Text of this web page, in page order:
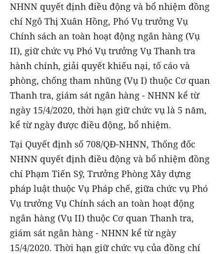
NHNN quyết định điều động và bổ nhiệm đồng
chí Ngô Thị Xuân Hồng, Phó Vụ trưởng Vụ
Chính sách an toàn hoạt động ngân hàng (Vụ
II), giữ chức vụ Phó Vụ trưởng Vụ Thanh tra
hành chính, giải quyết khiếu nại, tố cáo và
phòng, chống tham nhũng (Vụ I) thuộc Cơ quan
Thanh tra, giám sát ngân hàng - NHNN kể từ
ngày 15/4/2020, thời hạn giữ chức vụ là 5 năm,
kể từ ngày được điều động, bổ nhiệm.
Tại Quyết định số 708/QĐ-NHNN, Thống đốc
NHNN quyết định điều động và bổ nhiệm đồng
chí Phạm Tiến Sỹ, Trưởng Phòng Xây dựng
pháp luật thuộc Vụ Pháp chế, giữa chức vụ Phó
Vụ trưởng Vụ Chính sách an toàn hoạt động
ngân hàng (Vụ II) thuộc Cơ quan Thanh tra,
giám sát ngân hàng - NHNN kể từ ngày
15/4/2020. Thời hạn giữ chức vụ của đồng chí